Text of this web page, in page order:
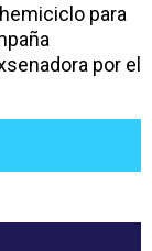
para
por el